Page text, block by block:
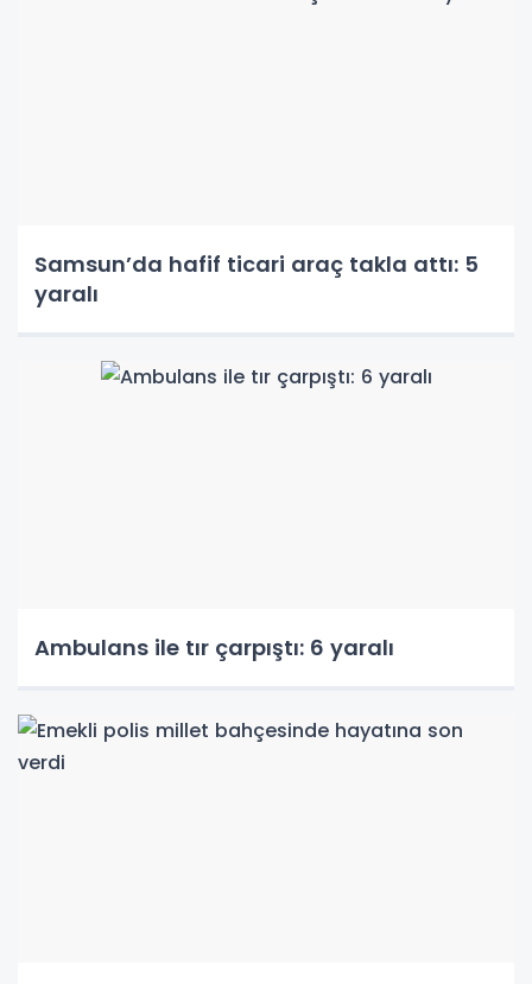
Samsun’da hafif ticari araç takla attı: 5
yaralı
Ambulans ile tır çarpıştı: 6 yaralı